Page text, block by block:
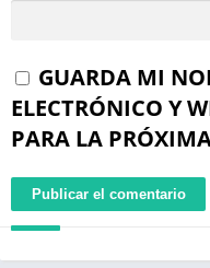
GUARDA MI
ELECTRÓNICO Y
PARA LA